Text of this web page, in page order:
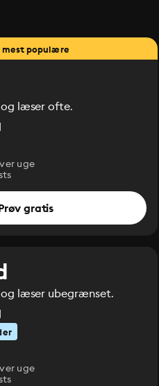
mest populære
læser ofte.
uge
gratis
læser ubegrænset.
uge